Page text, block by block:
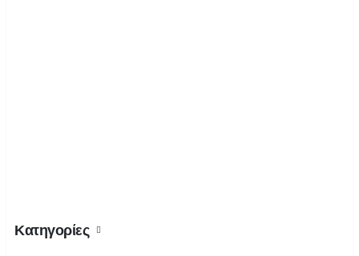
Κατηγορίες